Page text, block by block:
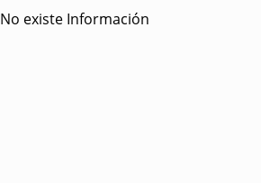
No existe Información